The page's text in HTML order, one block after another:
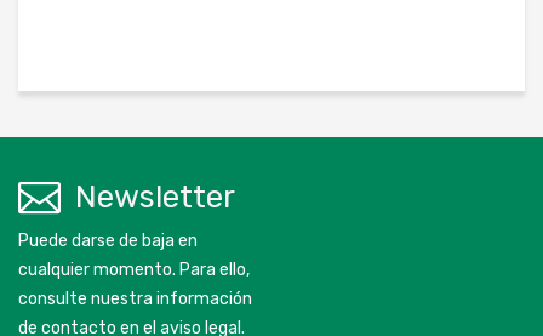
Newsletter
Puede darse de baja en
cualquier momento. Para ello,
consulte nuestra información
de contacto en el aviso legal.